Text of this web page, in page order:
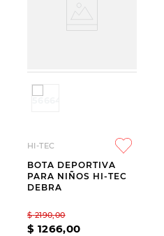
HI-TEC
BOTA DEPORTIVA
PARA NIÑOS HI-TEC
DEBRA
$ 2190,00
$ 1266,00